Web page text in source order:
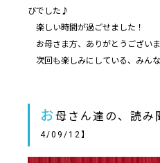
びでした♪
楽しい時間が過ごせました！
お母さま方、ありがとうございま
次回も楽しみにしている、みんな
お母さん達の、読
4/09/12】